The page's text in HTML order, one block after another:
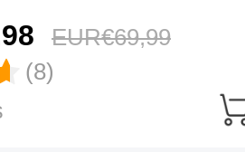
98 EUR€69,99
(8)